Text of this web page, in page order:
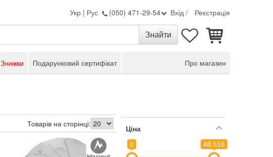
Укр | Рус (050) 471-29-54 Вхід / Реєстрація
Знижки Подарунковий сертифікат Про магазин
Товарів на сторінці: Ціна
0 48 516